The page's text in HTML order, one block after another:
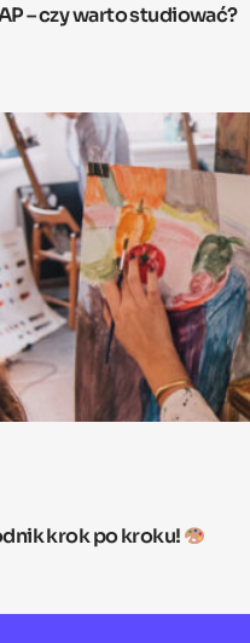
– czy warto studiować?
krok po kroku!